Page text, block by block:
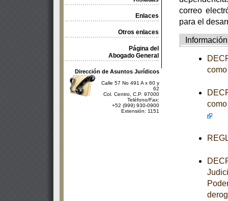
Enlaces
Otros enlaces
Página del
Abogado General
Dirección de Asuntos Jurídicos
Calle 57 No 491 A x 60 y
62
Col. Centro, C.P. 97000
Teléfono/Fax:
+52 (999) 930-0900
Extensión: 1151
correo
para el
Información